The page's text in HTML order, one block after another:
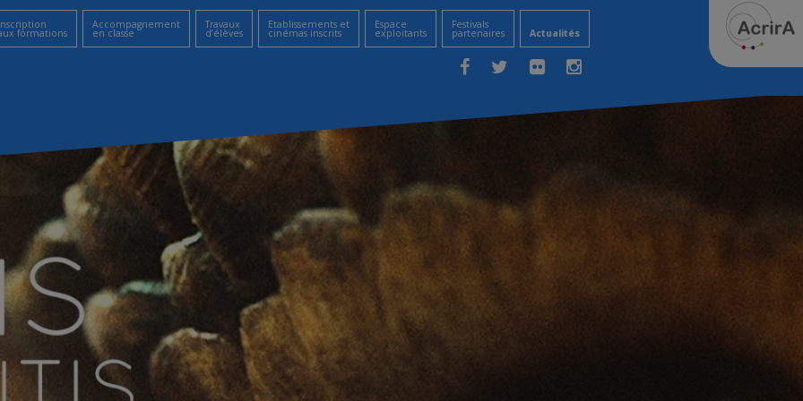
formations
Accompagnement
en classe
Travaux
d’élèves
Etablissements et
cinémas inscrits
Espace
exploitants
Festivals
partenaires Actualités